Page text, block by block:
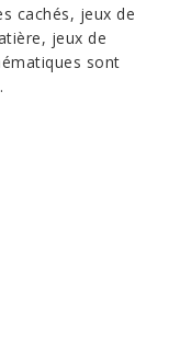
cachés, jeux de
jeux de
sont